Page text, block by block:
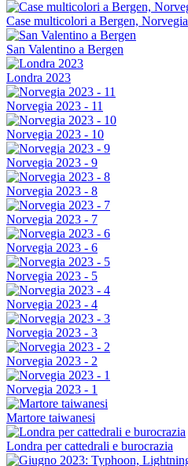
Case multicolori a Bergen, Norvegia
San Valentino a Bergen
Londra 2023
Norvegia 2023 - 11
Norvegia 2023 - 10
Norvegia 2023 - 9
Norvegia 2023 - 8
Norvegia 2023 - 7
Norvegia 2023 - 6
Norvegia 2023 - 5
Norvegia 2023 - 4
Norvegia 2023 - 3
Norvegia 2023 - 2
Norvegia 2023 - 1
Martore taiwanesi
Londra per cattedrali e burocrazia